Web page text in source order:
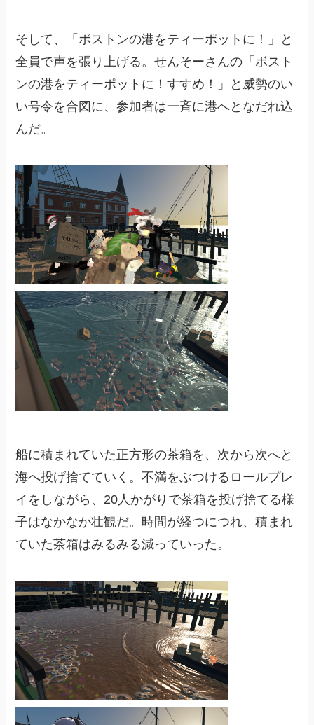
そして、「ボストンの港をティーポットに！」と
全員で声を張り上げる。せんそーさんの「ボスト
ンの港をティーポットに！すすめ！」と威勢のい
い号令を合図に、参加者は一斉に港へとなだれ込
んだ。
船に積まれていた正方形の茶箱を、次から次へと
海へ投げ捨てていく。不満をぶつけるロールプレ
イをしながら、20人かがりで茶箱を投げ捨てる様
子はなかなか壮観だ。時間が経つにつれ、積まれ
ていた茶箱はみるみる減っていった。